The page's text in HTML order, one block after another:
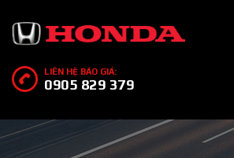
LIÊN HỆ BÁO GIÁ:
0905 829 379